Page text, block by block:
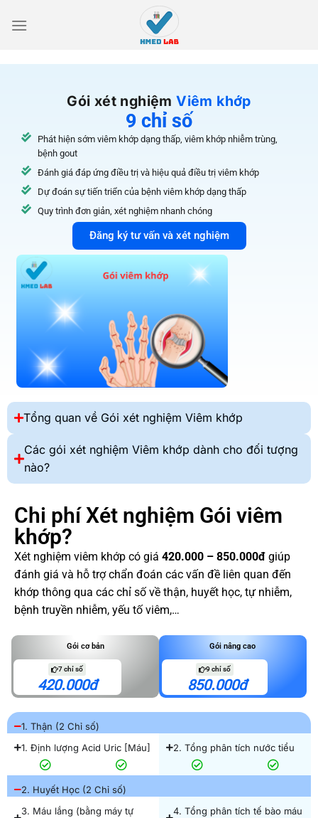
Gói xét nghiệmViêm khớp
9 chỉ số
Phát hiện sớm viêm khớp dạng thấp, viêm khớp nhiễm trùng,
bệnh gout
Đánh giá đáp ứng điều trị và hiệu quả điều trị viêm khớp
Dự đoán sự tiến triển của bệnh viêm khớp dạng thấp
Quy trình đơn giản, xét nghiệm nhanh chóng
Đăng ký tư vấn và xét nghiệm
Tổng quan về Gói xét nghiệm Viêm khớp
Các gói xét nghiệm Viêm khớp dành cho đối tượng
nào?
Chi phí Xét nghiệm Gói viêm
khớp?
Xét nghiệm viêm khớp có giá 420.000 – 850.000đ giúp
đánh giá và hỗ trợ chẩn đoán các vấn đề liên quan đến
khớp thông qua các chỉ số về thận, huyết học, tự nhiễm,
bệnh truyền nhiễm, yếu tố viêm,…
Gói cơ bản
7 chỉ số
420.000đ
Gói nâng cao
9 chỉ số
850.000đ
1. Thận (2 Chỉ số)
1. Định lượng Acid Uric [Máu]
2. Tổng phân tích nước tiểu
2. Huyết Học (2 Chỉ số)
3. Máu lắng (bằng máy tự
4. Tổng phân tích tế bào máu